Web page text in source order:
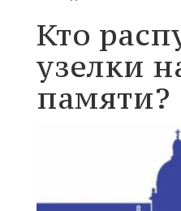
Кто
узелки
памяти?